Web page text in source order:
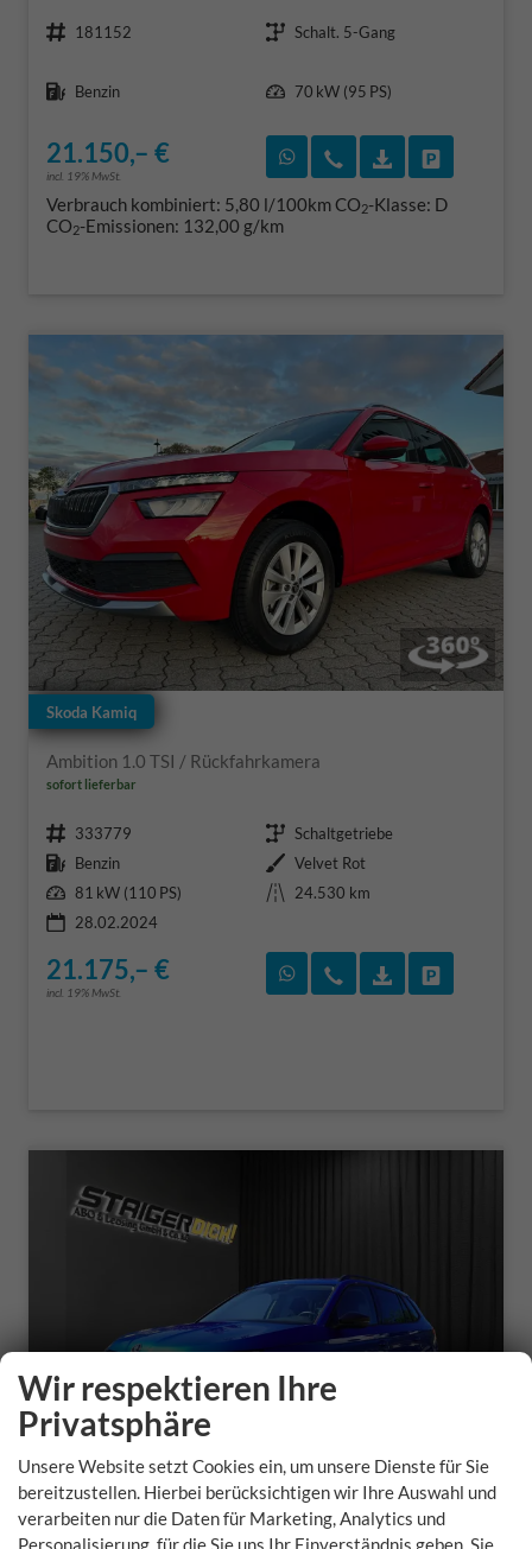
181152
Schalt. 5-Gang
Benzin
70 kW (95 PS)
21.150,– €
incl. 19% MwSt.
Rückruf vereinbaren
Wir rufen Sie an
Verbrauch kombiniert: 5,80 l/100kmCO2-Klasse: D
CO2-Emissionen: 132,00 g/km
Skoda Kamiq
Ambition 1.0 TSI / Rückfahrkamera
sofort lieferbar
Fahrzeugnr. 333779 Getriebe Schaltgetriebe
Kraftstoff Benzin Außenfarbe Velvet Rot
Leistung 81 kW (110 PS) Kilometerstand
24.530 km
28.02.2024
21.175,– €
incl. 19% MwSt.
Rückruf vereinbaren
Wir rufen Sie an
Skoda Kamiq
Wir respektieren Ihre
Privatsphäre
Unsere Website setzt Cookies ein, um unsere Dienste für Sie
bereitzustellen. Hierbei berücksichtigen wir Ihre Auswahl und
verarbeiten nur die Daten für Marketing, Analytics und
Personalisierung, für die Sie uns Ihr Einverständnis geben. Sie